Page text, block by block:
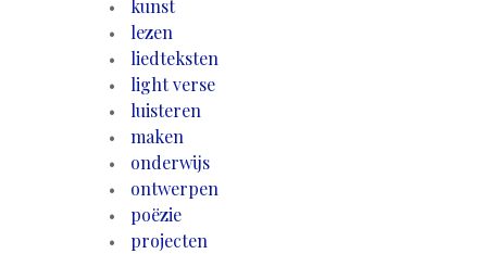
kunst
lezen
liedteksten
light verse
luisteren
maken
onderwijs
ontwerpen
poëzie
projecten